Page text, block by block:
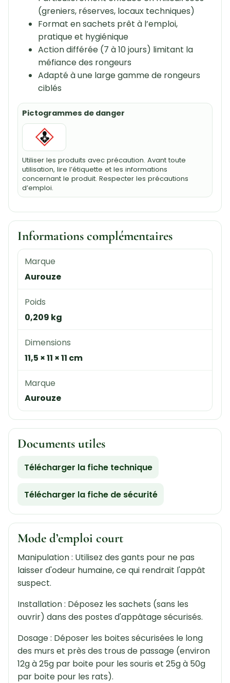
(greniers, réserves, locaux techniques)
Format en sachets prêt à l’emploi,
pratique et hygiénique
Action différée (7 à 10 jours) limitant la
méfiance des rongeurs
Adapté à une large gamme de rongeurs
ciblés
Pictogrammes de danger
Utiliser les produits avec précaution. Avant toute
utilisation, lire l’étiquette et les informations
concernant le produit. Respecter les précautions
d’emploi.
Informations complémentaires
Marque
Aurouze
Poids
0,209 kg
Dimensions
11,5 × 11 × 11 cm
Marque
Aurouze
Documents utiles
Télécharger la fiche technique
Télécharger la fiche de sécurité
Mode d’emploi court
Manipulation : Utilisez des gants pour ne pas
laisser d'odeur humaine, ce qui rendrait l'appât
suspect.
Installation : Déposez les sachets (sans les
ouvrir) dans des postes d'appâtage sécurisés.
Dosage : Déposer les boites sécurisées le long
des murs et près des trous de passage (environ
12g à 25g par boite pour les souris et 25g à 50g
par boite pour les rats).